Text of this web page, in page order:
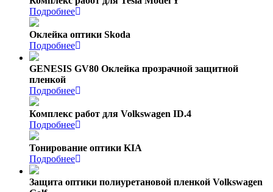
Подробнее
Оклейка оптики Skoda
Подробнее
GENESIS GV80 Оклейка прозрачной защитной
пленкой
Подробнее
Комплекс работ для Volkswagen ID.4
Подробнее
Тонирование оптики KIA
Подробнее
Защита оптики полиуретановой пленкой Volkswagen